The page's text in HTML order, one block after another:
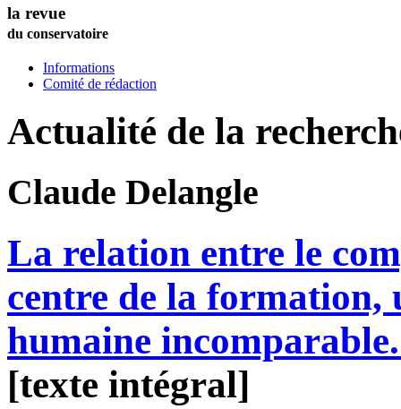
la revue
du conservatoire
Informations
Comité de rédaction
Actualité de la
Claude Delangle
La relation entre le
centre de la formation,
humaine
[texte intégral]